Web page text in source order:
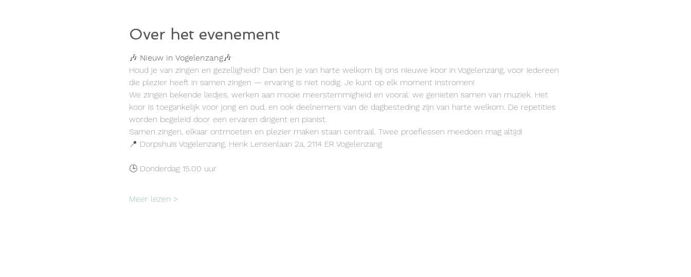
Over het evenement
🎶 Nieuw in Vogelenzang🎶
Houd je van zingen en gezelligheid? Dan ben je van harte welkom bij ons nieuwe koor in Vogelenzang, voor iedereen
die plezier heeft in samen zingen — ervaring is niet nodig. Je kunt op elk moment instromen!
We zingen bekende liedjes, werken aan mooie meerstemmigheid en vooral: we genieten samen van muziek. Het
koor is toegankelijk voor jong en oud, en ook deelnemers van de dagbesteding zijn van harte welkom. De repetities
worden begeleid door een ervaren dirigent en pianist.
Samen zingen, elkaar ontmoeten en plezier maken staan centraal. Twee proeflessen meedoen mag altijd!
📍 Dorpshuis Vogelenzang, Henk Lensenlaan 2a, 2114 ER Vogelenzang
🕒 Donderdag 15.00 uur
Meer lezen >